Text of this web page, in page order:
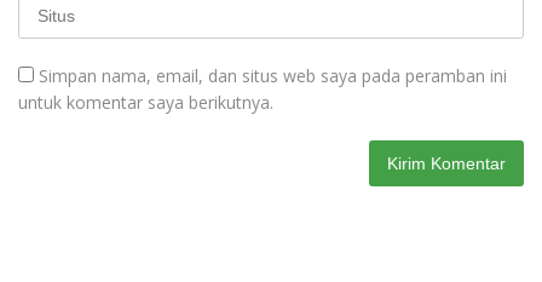
Simpan nama, email, dan situs web saya pada peramban ini
untuk komentar saya berikutnya.